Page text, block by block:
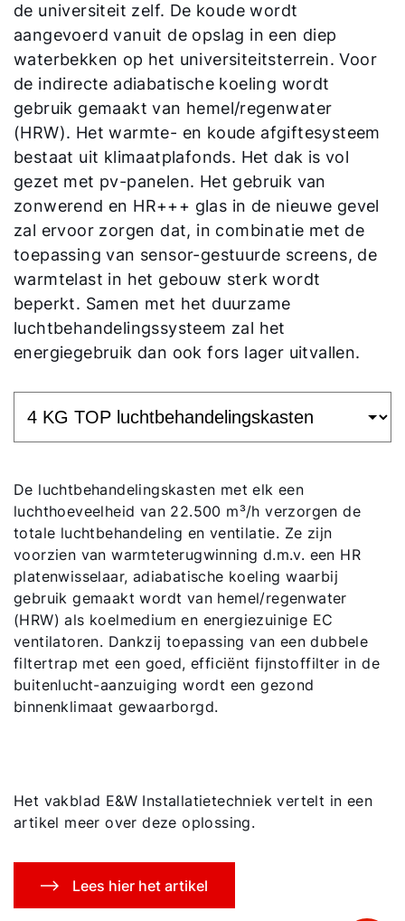
de universiteit zelf. De koude wordt
aangevoerd vanuit de opslag in een diep
waterbekken op het universiteitsterrein. Voor
de indirecte adiabatische koeling wordt
gebruik gemaakt van hemel/regenwater
(HRW). Het warmte- en koude afgiftesysteem
bestaat uit klimaatplafonds. Het dak is vol
gezet met pv-panelen. Het gebruik van
zonwerend en HR+++ glas in de nieuwe gevel
zal ervoor zorgen dat, in combinatie met de
toepassing van sensor-gestuurde screens, de
warmtelast in het gebouw sterk wordt
beperkt. Samen met het duurzame
luchtbehandelingssysteem zal het
energiegebruik dan ook fors lager uitvallen.
De luchtbehandelingskasten met elk een
luchthoeveelheid van 22.500 m³/h verzorgen de
totale luchtbehandeling en ventilatie. Ze zijn
voorzien van warmteterugwinning d.m.v. een HR
platenwisselaar, adiabatische koeling waarbij
gebruik gemaakt wordt van hemel/regenwater
(HRW) als koelmedium en energiezuinige EC
ventilatoren. Dankzij toepassing van een dubbele
filtertrap met een goed, efficiënt fijnstoffilter in de
buitenlucht-aanzuiging wordt een gezond
binnenklimaat gewaarborgd.
Het vakblad E&W Installatietechniek vertelt in een
artikel meer over deze oplossing.
Lees hier het artikel